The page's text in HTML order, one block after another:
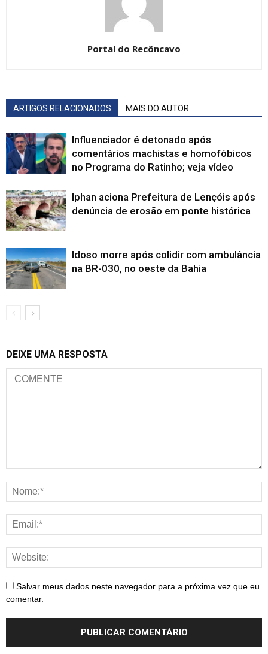
Portal do Recôncavo
ARTIGOS RELACIONADOS MAIS DO AUTOR
Influenciador é detonado após
comentários machistas e homofóbicos
no Programa do Ratinho; veja vídeo
Iphan aciona Prefeitura de Lençóis após
denúncia de erosão em ponte histórica
Idoso morre após colidir com ambulância
na BR-030, no oeste da Bahia
DEIXE UMA RESPOSTA
Salvar meus dados neste navegador para a próxima vez que eu
comentar.